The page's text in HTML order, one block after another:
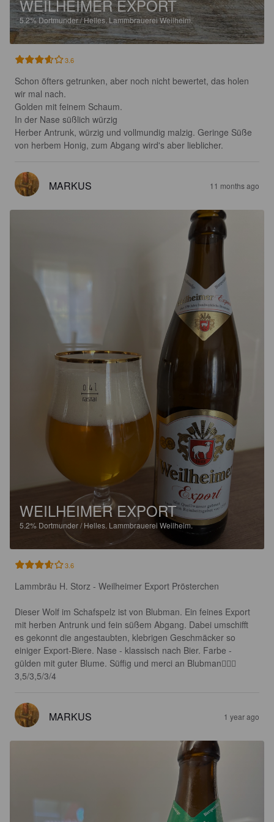
WEILHEIMER EXPORT
5.2%Dortmunder / Helles.Lammbrauerei Weilheim.
3.6
Schon öfters getrunken, aber noch nicht bewertet, das holen
wir mal nach.
Golden mit feinem Schaum.
In der Nase süßlich würzig
Herber Antrunk, würzig und vollmundig malzig. Geringe Süße
von herbem Honig, zum Abgang wird's aber lieblicher.
MARKUS 11 months ago
WEILHEIMER EXPORT
5.2% Dortmunder / Helles. Lammbrauerei Weilheim.
3.6
Lammbräu H. Storz - Weilheimer Export Prösterchen
Dieser Wolf im Schafspelz ist von Blubman. Ein feines Export
mit herben Antrunk und fein süßem Abgang. Dabei umschifft
es gekonnt die angestaubten, klebrigen Geschmäcker so
einiger Export-Biere. Nase - klassisch nach Bier. Farbe -
gülden mit guter Blume. Süffig und merci an Blubman🙋🏻‍♂️
3,5/3,5/3/4
MARKUS 1 year ago